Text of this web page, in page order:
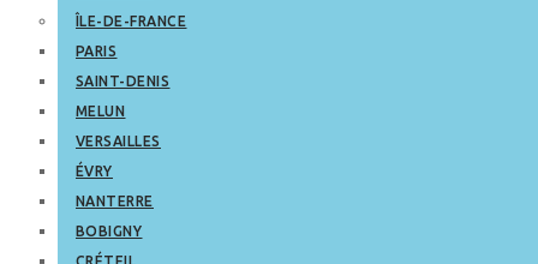
ÎLE-DE-FRANCE
PARIS
SAINT-DENIS
MELUN
VERSAILLES
ÉVRY
NANTERRE
BOBIGNY